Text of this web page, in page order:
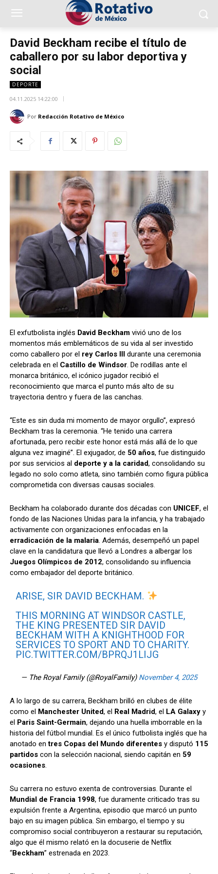
David Beckham recibe el título de
caballero por su labor deportiva y
social
DEPORTE
04.11.2025 14:22:00
Por Redacción Rotativo de México
El exfutbolista inglés David Beckham vivió uno de los
momentos más emblemáticos de su vida al ser investido
como caballero por el rey Carlos III
durante una ceremonia
celebrada en el Castillo de Windsor. De rodillas ante el
monarca británico, el icónico jugador recibió el
reconocimiento que marca el punto más alto de su
trayectoria dentro y fuera de las canchas.
“Este es sin duda mi momento de mayor orgullo”, expresó
Beckham tras la ceremonia. “He tenido una carrera
afortunada, pero recibir este honor está más allá de lo que
alguna vez imaginé”. El exjugador, de 50 años, fue distinguido
por sus servicios al deporte y a la caridad, consolidando su
legado no solo como atleta, sino también como figura pública
comprometida con diversas causas sociales.
Beckham ha colaborado durante dos décadas con UNICEF, el
fondo de las Naciones Unidas para la infancia, y ha trabajado
activamente con organizaciones enfocadas en la
erradicación de la malaria. Además, desempeñó un papel
clave en la candidatura que llevó a Londres a albergar los
Juegos Olímpicos de 2012, consolidando su influencia
como embajador del deporte británico.
ARISE, SIR DAVID BECKHAM.
THIS MORNING AT WINDSOR CASTLE,
THE KING PRESENTED SIR DAVID
BECKHAM WITH A KNIGHTHOOD FOR
SERVICES TO SPORT AND TO CHARITY.
PIC.TWITTER.COM/BPRQJ1LIJG
— The Royal Family (@RoyalFamily) November 4, 2025
A lo largo de su carrera, Beckham brilló en clubes de élite
como el
Manchester United, el Real Madrid, el LA Galaxy y
el
Paris Saint-Germain, dejando una huella imborrable en la
historia del fútbol mundial. Es el único futbolista inglés que ha
anotado entres Copas del Mundo diferentes y disputó 115
partidos con la selección nacional, siendo capitán en 59
ocasiones.
Su carrera no estuvo exenta de controversias. Durante el
Mundial de Francia 1998, fue duramente criticado tras su
expulsión frente a Argentina, episodio que marcó un punto
bajo en su imagen pública. Sin embargo, el tiempo y su
compromiso social contribuyeron a restaurar su reputación,
algo que él mismo relató en la docuserie de Netflix
“Beckham” estrenada en 2023.